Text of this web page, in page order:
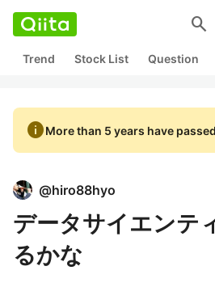
search
Trend Stock List Question
infoMore than 5 years have
@hiro88hyo
データサイエンテ
るかな